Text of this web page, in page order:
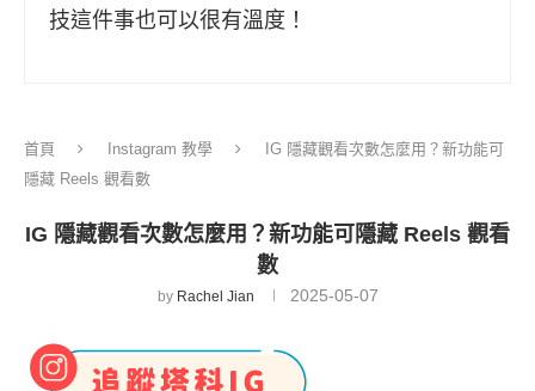
技這件事也可以很有溫度！
首頁 Instagram 教學
IG 隱藏觀看次數怎麼用？新功能可
隱藏 Reels 觀看數
IG 隱藏觀看次數怎麼用？新功能可隱藏 Reels 觀看
數
by Rachel Jian 2025-05-07